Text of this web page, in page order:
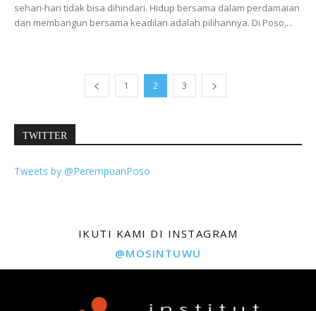
sehari-hari tidak bisa dihindari. Hidup bersama dalam perdamaian
dan membangun bersama keadilan adalah pilihannya. Di Poso,...
1 2 3
TWITTER
Tweets by @PerempuanPoso
IKUTI KAMI DI INSTAGRAM
@MOSINTUWU